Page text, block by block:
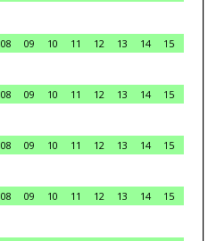
08 09 10 11 12 13 14
15
08 09 10 11 12 13 14
15
08 09 10 11 12 13 14
15
08 09 10 11 12 13 14
15